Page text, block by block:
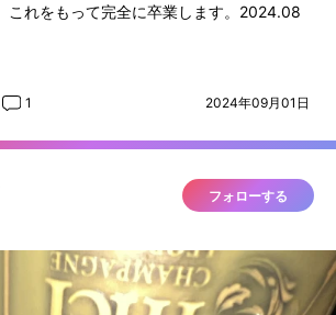
これをもって完全に卒業します。2024.08
1 2024年09月01日
フォローする